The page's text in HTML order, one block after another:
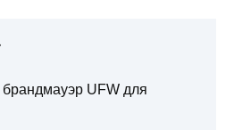
брандмауэр UFW для